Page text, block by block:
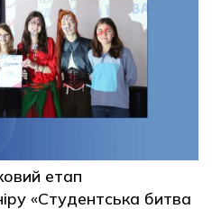
етап
«Студентська битва